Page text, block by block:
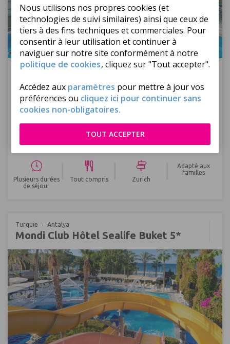
Nous utilisons nos propres cookies (et
technologies de suivi similaires) ainsi que ceux de
tiers à des fins techniques et commerciales. Pour
consentir à leur utilisation et continuer à
naviguer sur notre site conformément à notre
politique de cookies, cliquez sur "Tout accepter".
Accédez aux paramètres pour mettre à jour vos
préférences ou cliquez ici pour continuer sans
cookies non-obligatoires.
TOUT ACCEPTER
Réf : 592804
Prochain départ à ce tarif : Zurich, le 19/10/2026
Séjour Bodrum
Eaux turquoise
Soleil exquis
Plusieurs durées
de séjour
Tout compris Zurich
Adapté aux
familles
Turquie Antalya
Mondi Club Hôtel Sealife Buket 5*